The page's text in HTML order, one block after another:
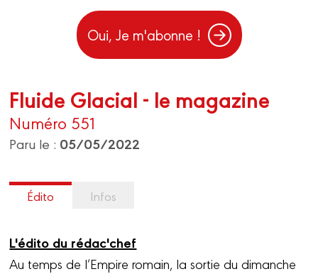
Oui, Je m'abonne !
Fluide Glacial - le magazine
Numéro 551
Paru le : 05/05/2022
Édito Infos
L'édito du rédac'chef
Au temps de l’Empire romain, la sortie du dimanche